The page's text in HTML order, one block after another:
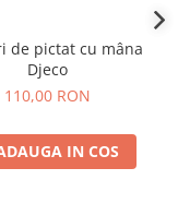
de pictat cu mâna
Djeco
110,00 RON
IN COS